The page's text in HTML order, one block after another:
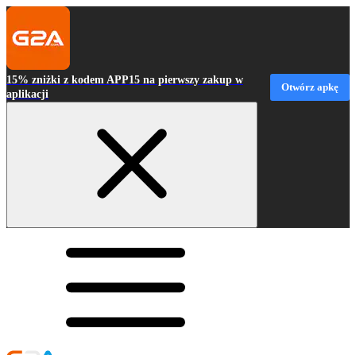
15% zniżki z kodem APP15 na pierwszy zakup w
aplikacji
Otwórz apkę